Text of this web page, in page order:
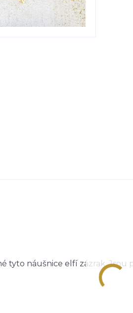
tyto náušnice elfí zázrak. Jsou